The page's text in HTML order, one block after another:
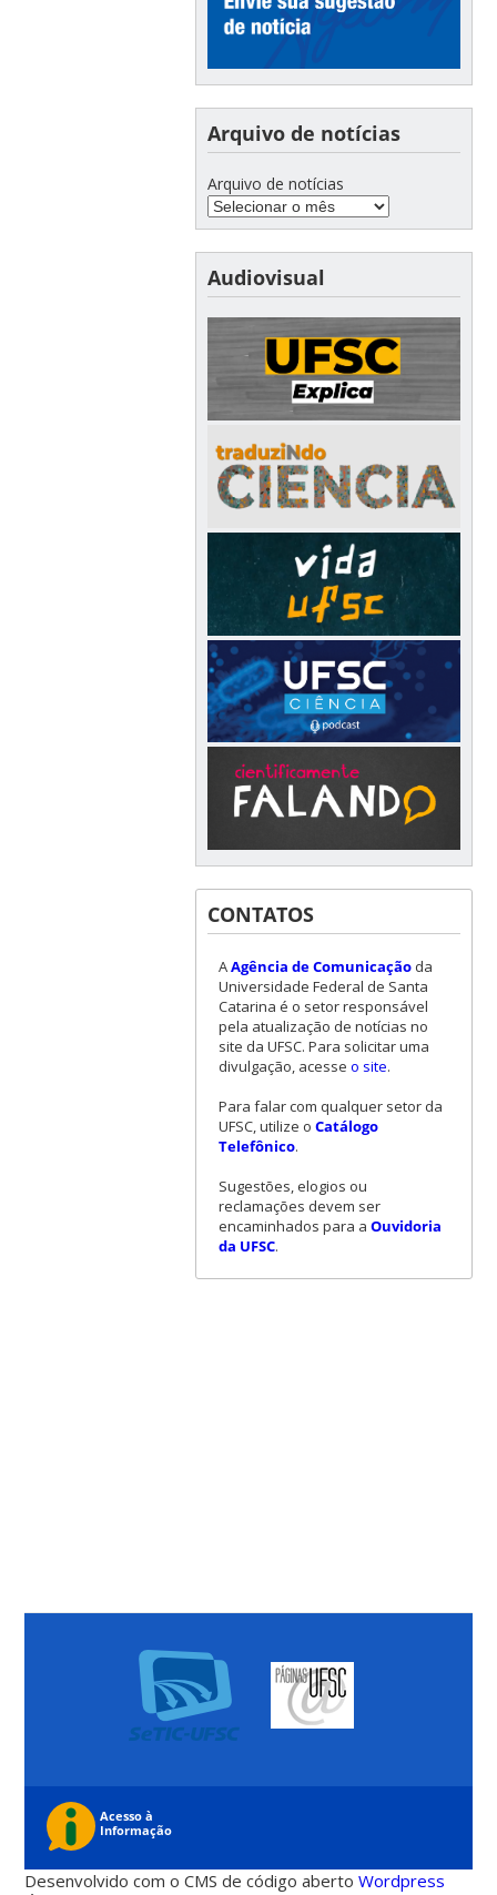
Arquivo de notícias
Arquivo de notícias
Audiovisual
CONTATOS
AAgência de Comunicaçãoda
Universidade Federal de Santa
Catarina é o setor responsável
pela atualização de notícias no
site da UFSC. Para solicitar uma
divulgação, acesse o site.
Para falar com qualquer setor da
UFSC, utilize o Catálogo
Telefônico.
Sugestões, elogios ou
reclamações devem ser
encaminhados para a Ouvidoria
da UFSC.
Desenvolvido com o CMS de código abertoWordpress